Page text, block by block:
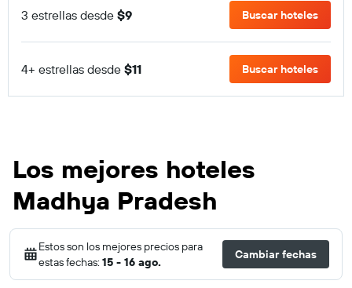
3 estrellas desde $9 Buscar hoteles
4+ estrellas desde $11 Buscar hoteles
Los mejores hoteles
Madhya Pradesh
Estos son los mejores precios para
estas fechas: 15 - 16 ago.
Cambiar fechas